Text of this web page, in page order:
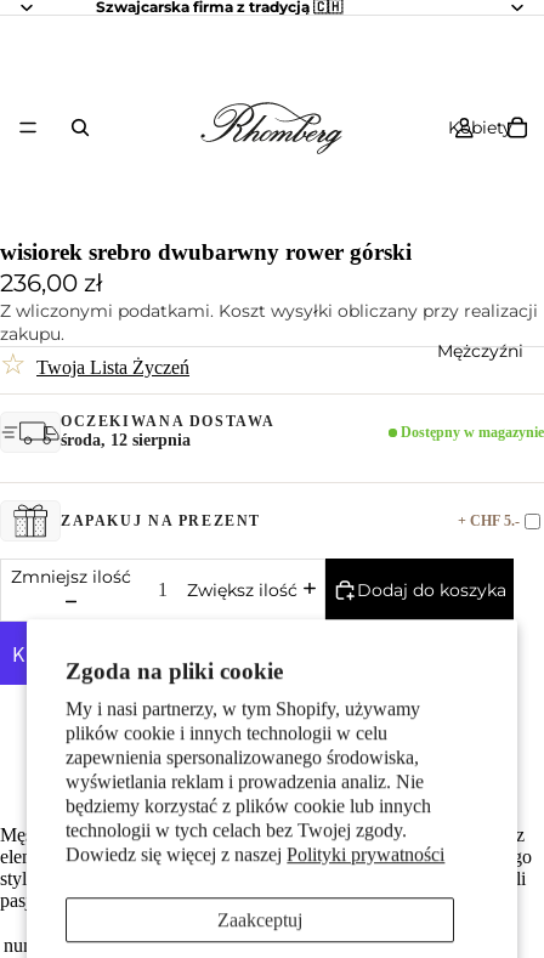
Zgoda na pliki cookie
My i nasi partnerzy, w tym Shopify, używamy
plików cookie i innych technologii w celu
zapewnienia spersonalizowanego środowiska,
wyświetlania reklam i prowadzenia analiz. Nie
będziemy korzystać z plików cookie lub innych
technologii w tych celach bez Twojej zgody.
Dowiedz się więcej z naszejPolityki prywatności
Zaakceptuj
Szwajcarska firma z tradycją 🇨🇭
Kobiety
Mężczyźni
wisiorek srebro dwubarwny rower górski
236,00 zł
Z wliczonymi podatkami. Koszt wysyłki obliczany przy realizacji
zakupu.
☆ Twoja Lista Życzeń
OCZEKIWANA DOSTAWA
środa, 12 sierpnia Dostępny w magazynie
ZAPAKUJ NA PREZENT + CHF 5.-
Zmniejsz ilość
Zwiększ ilość Dodaj do koszyka
Więcej opcji płatności
Srebro próby 925 z próbą 925
Średnica wewnętrzna oczka wynosi 3.5 mm
Darmowa dostawa
Męski wisiorek w kształcie górskiego roweru, wykonany ze srebra z
elementami w złotym kolorze. Doskonały dla miłośników aktywnego
stylu życia i rowerowych przygód. Stylowy dodatek, który podkreśli
pasję i indywidualność każdego mężczyzny.
numer zamówienia
113635